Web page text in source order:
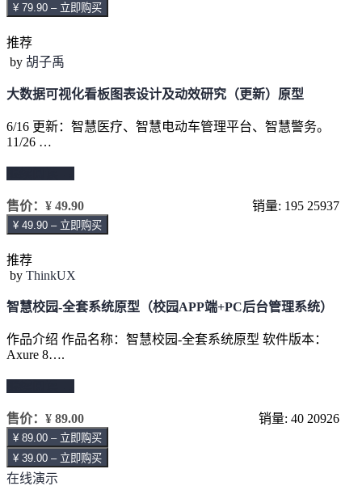
¥ 79.90 – 立即购买
推荐
by 胡子禹
大数据可视化看板图表设计及动效研究（更新）原型
6/16 更新：智慧医疗、智慧电动车管理平台、智慧警务。
11/26 …
售价： ¥ 49.90 销量: 195 25937
¥ 49.90 – 立即购买
推荐
by ThinkUX
智慧校园-全套系统原型（校园APP端+PC后台管理系统）
作品介绍 作品名称：智慧校园-全套系统原型 软件版本：
Axure 8….
售价： ¥ 89.00 销量: 40 20926
¥ 89.00 – 立即购买
¥ 39.00 – 立即购买
在线演示